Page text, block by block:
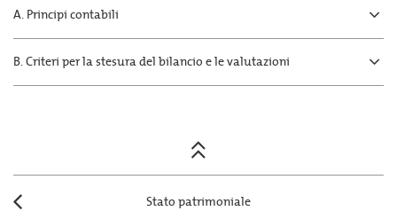
A. Principi contabili
B. Criteri per la stesura del bilancio e le valutazioni
navigation
Stato patrimoniale